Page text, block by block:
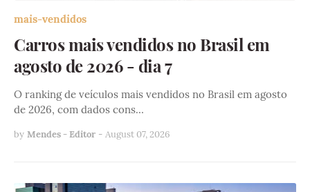
mais-vendidos
Carros mais vendidos no Brasil em
agosto de 2026 - dia 7
O ranking de veículos mais vendidos no Brasil em agosto
de 2026, com dados cons…
by Mendes - Editor - August 07, 2026